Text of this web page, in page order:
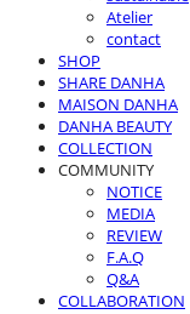
Atelier
contact
SHOP
SHARE DANHA
MAISON DANHA
DANHA BEAUTY
COLLECTION
COMMUNITY
NOTICE
MEDIA
REVIEW
F.A.Q
Q&A
COLLABORATION